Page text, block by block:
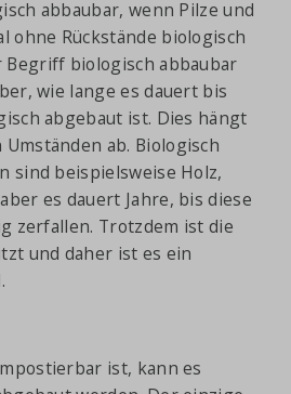
abbaubar, wenn Pilze und
ohne Rückstände biologisch
Begriff biologisch abbaubar
wie lange es dauert bis
abgebaut ist. Dies hängt
ab. Biologisch
sind beispielsweise Holz,
es dauert Jahre, bis diese
zerfallen. Trotzdem ist die
und daher ist es ein
ist, kann es